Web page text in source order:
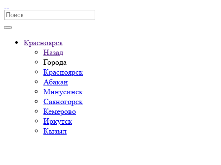
Красноярск
Назад
Города
Красноярск
Абакан
Минусинск
Саяногорск
Кемерово
Иркутск
Кызыл